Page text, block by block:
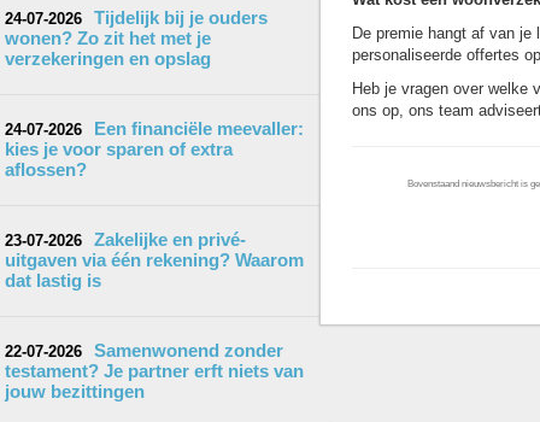
24-07-2026
Tijdelijk bij je ouders
wonen? Zo zit het met je
verzekeringen en opslag
24-07-2026
Een financiële meevaller:
kies je voor sparen of extra
aflossen?
23-07-2026
Zakelijke en privé-
uitgaven via één rekening? Waarom
dat lastig is
22-07-2026
Samenwonend zonder
testament? Je partner erft niets van
jouw bezittingen
De premie hangt af van
personaliseerde offertes
Heb je vragen over welke
ons op, ons team
Bovenstaand nieuwsbericht is